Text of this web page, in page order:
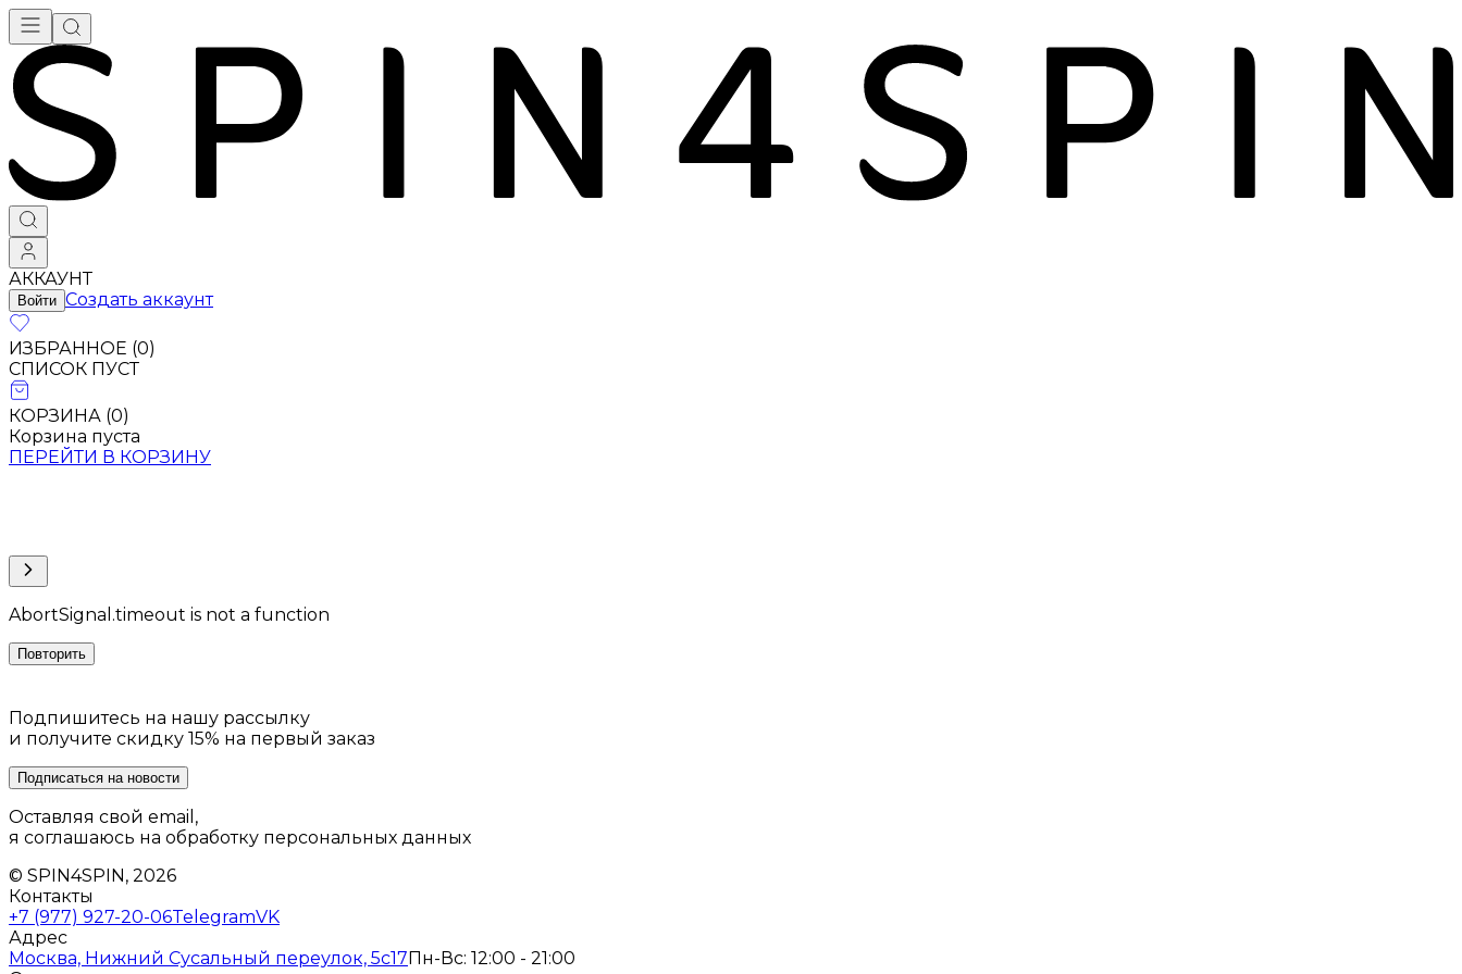
АККАУНТ
Войти Создать аккаунт
ИЗБРАННОЕ (0)
СПИСОК ПУСТ
КОРЗИНА (0)
Корзина пуста
ПЕРЕЙТИ В КОРЗИНУ
AbortSignal.timeout is not a function
Повторить
Подпишитесь на нашу рассылку
и получите скидку 15% на первый заказ
Подписаться на новости
Оставляя свой email,
я соглашаюсь на обработку персональных данных
© SPIN4SPIN, 2026
Контакты
+7 (977) 927-20-06TelegramVK
Адрес
Москва, Нижний Сусальный переулок, 5с17 Пн-Вс: 12:00 - 21:00